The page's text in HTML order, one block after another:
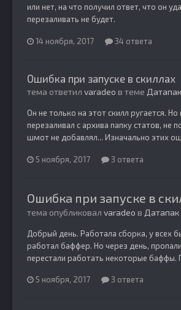
или нет, на что получил ответ, что он
перезаливать не будет.
14 ноября, 2017 34 ответа
Ошибка при запуске в скиллах
тема ответил varadeo в теме Датапак
Он не только на этот скилл ругается. Но
перезаливал с архива папку статов, не
шмот не добавлял... Изначально этих
5 ноября, 2017 3 ответа
Ошибка при запуске в
тема опубликовал varadeo в Датапак
Добрый день. Работала сборка, у всех
работал баффер. Но через день,
перестали работать некоторые баффы.
5 ноября, 2017 3 ответа